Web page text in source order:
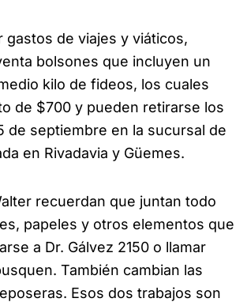
gastos de viajes y viáticos,
bolsones que incluyen un
kilo de fideos, los cuales
de $700 y pueden retirarse los
de septiembre en la sucursal de
en Rivadavia y Güemes.
recuerdan que juntan todo
papeles y otros elementos que
a Dr. Gálvez 2150 o llamar
También cambian las
Esos dos trabajos son